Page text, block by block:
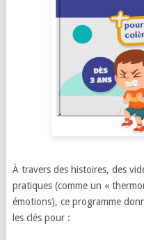
À travers des histoires, des
pratiques (comme un «
émotions), ce programme
les clés pour :